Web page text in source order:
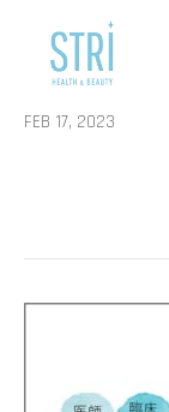
FEB 17, 2023